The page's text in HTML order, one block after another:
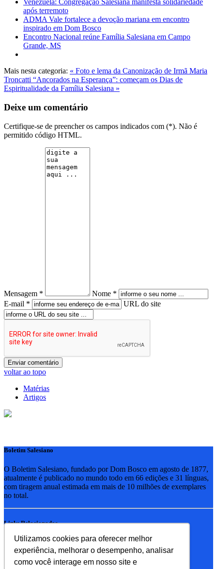
Utilizamos cookies para oferecer melhor
experiência, melhorar o desempenho, analisar
como você interage em nosso site e
Venezuela: Congregação Salesiana manifesta solidariedade
após terremoto
ADMA Vale fortalece a devoção mariana em encontro
inspirado em Dom Bosco
Encontro Nacional reúne Família Salesiana em Campo
Grande, MS
Mais nesta categoria: « Foto e lema da Canonização de Irmã Maria
Troncatti “Ancorados na Esperança”: começam os Dias de
Espiritualidade da Família Salesiana »
Deixe um comentário
Certifique-se de preencher os campos indicados com (*). Não é
permitido código HTML.
Mensagem *
Nome *
E-mail *
URL do site
voltar ao topo
Matérias
Artigos
Boletim Salesiano
O Boletim Salesiano, fundado por Dom Bosco em agosto de 1877,
atualmente é publicado no mundo todo em 66 edições e 31 línguas,
com tiragem anual estimada em mais de 10 milhões de exemplares
no total.
Links Relacionados
RSB - Rede Salesiana Brasil
EDEBE - Editora
UPV - União pela Vida